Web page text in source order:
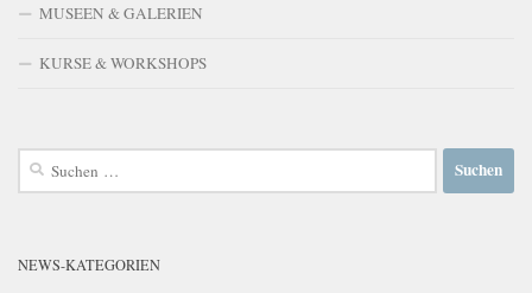
MUSEEN & GALERIEN
KURSE & WORKSHOPS
Suchen
NEWS-KATEGORIEN